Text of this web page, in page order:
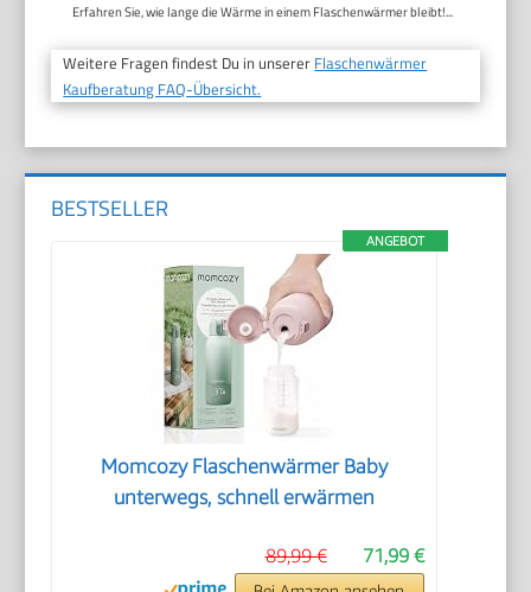
Erfahren Sie, wie lange die Wärme in einem Flaschenwärmer bleibt!...
Weitere Fragen findest Du in unserer Flaschenwärmer
Kaufberatung FAQ-Übersicht.
BESTSELLER
ANGEBOT
Momcozy Flaschenwärmer Baby
unterwegs, schnell erwärmen
71,99 €
89,99 €